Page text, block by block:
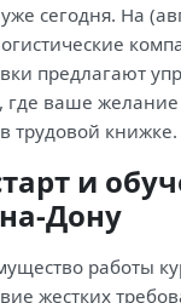
сегодня. На
предлагают
где ваше желание
трудовой книжке.
и
Дону
работы
жестких